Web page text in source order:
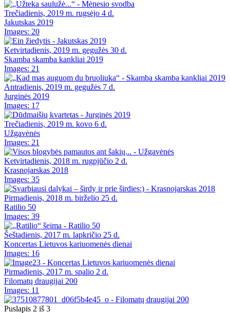
Trečiadienis, 2019 m. rugsėjo 4 d.
Jakutskas 2019
Images: 20
Ketvirtadienis, 2019 m. gegužės 30 d.
Skamba skamba kankliai 2019
Images: 21
Antradienis, 2019 m. gegužės 7 d.
Jurginės 2019
Images: 17
Trečiadienis, 2019 m. kovo 6 d.
Užgavėnės
Images: 21
Ketvirtadienis, 2018 m. rugpjūčio 2 d.
Krasnojarskas 2018
Images: 35
Pirmadienis, 2018 m. birželio 25 d.
Ratilio 50
Images: 39
Šeštadienis, 2017 m. lapkričio 25 d.
Koncertas Lietuvos kariuomenės dienai
Images: 16
Pirmadienis, 2017 m. spalio 2 d.
Filomatų draugijai 200
Images: 11
Puslapis 2 iš 3